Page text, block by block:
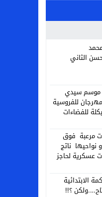
مسار قضائي راسخ ورؤية
جديدة في الحركة القضائية
شباب ونساء الصحراء بالعيون
هل أصبح الماء إنجازاً بطولياً؟
الثاني
موسم سيدي
للفروسية
للفضاءات
مرعبة فوق
نواحيها ناتج
عسكرية لحاجز
الابتدائية
؟!!